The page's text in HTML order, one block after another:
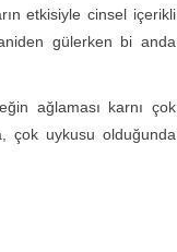
etkisiyle cinsel içerikli
gülerken bi anda
ağlaması karnı çok
çok uykusu olduğunda